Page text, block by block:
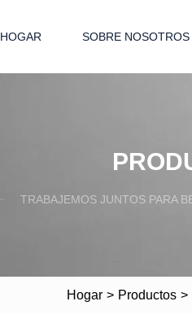
HOGAR SOBRE NOSOTROS
TRABAJEMOS JUNTOS PARA
Hogar > Productos >